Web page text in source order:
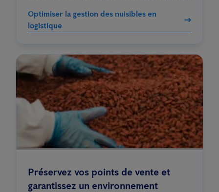
Optimiser la gestion des nuisibles en
logistique
Préservez vos points de vente et
garantissez un environnement